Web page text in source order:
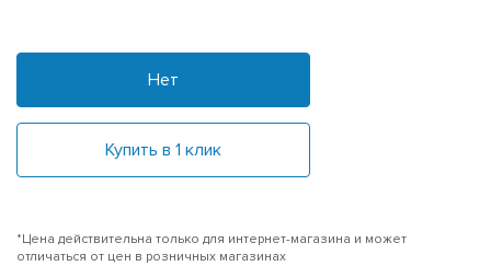
Нет
Купить в 1 клик
*Цена действительна только для интернет-магазина и может
отличаться от цен в розничных магазинах